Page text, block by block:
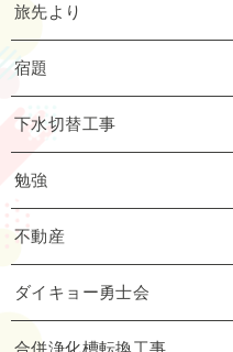
旅先より
宿題
下水切替工事
勉強
不動産
ダイキョー勇士会
合併浄化槽転換工事